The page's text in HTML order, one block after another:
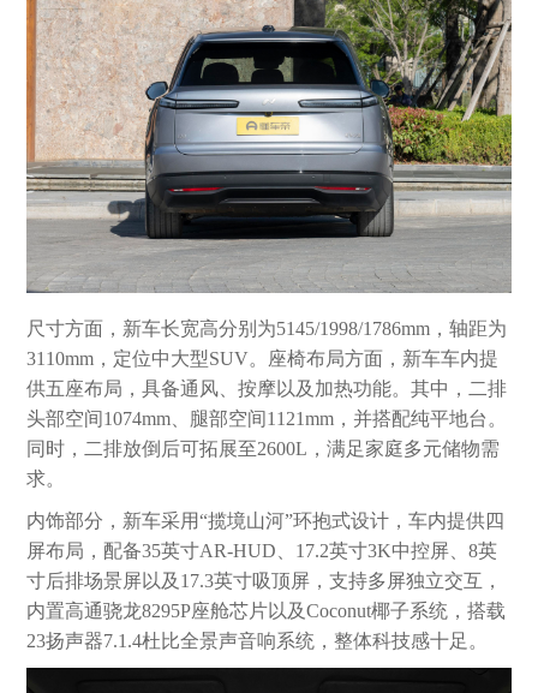
尺寸方面，新车长宽高分别为5145/1998/1786mm，轴距为
3110mm，定位中大型SUV。座椅布局方面，新车车内提
供五座布局，具备通风、按摩以及加热功能。其中，二排
头部空间1074mm、腿部空间1121mm，并搭配纯平地台。
同时，二排放倒后可拓展至2600L，满足家庭多元储物需
求。
内饰部分，新车采用“揽境山河”环抱式设计，车内提供四
屏布局，配备35英寸AR-HUD、17.2英寸3K中控屏、8英
寸后排场景屏以及17.3英寸吸顶屏，支持多屏独立交互，
内置高通骁龙8295P座舱芯片以及Coconut椰子系统，搭载
23扬声器7.1.4杜比全景声音响系统，整体科技感十足。